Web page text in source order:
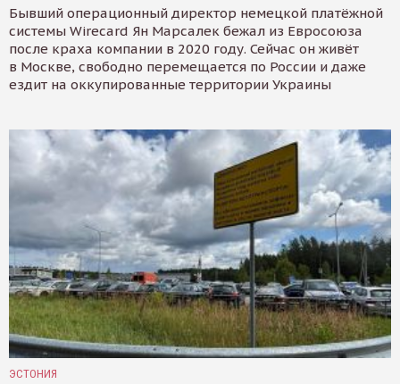
Бывший операционный директор немецкой платёжной
системы Wirecard Ян Марсалек бежал из Евросоюза
после краха компании в 2020 году. Сейчас он живёт
в Москве, свободно перемещается по России и даже
ездит на оккупированные территории Украины
ЭСТОНИЯ